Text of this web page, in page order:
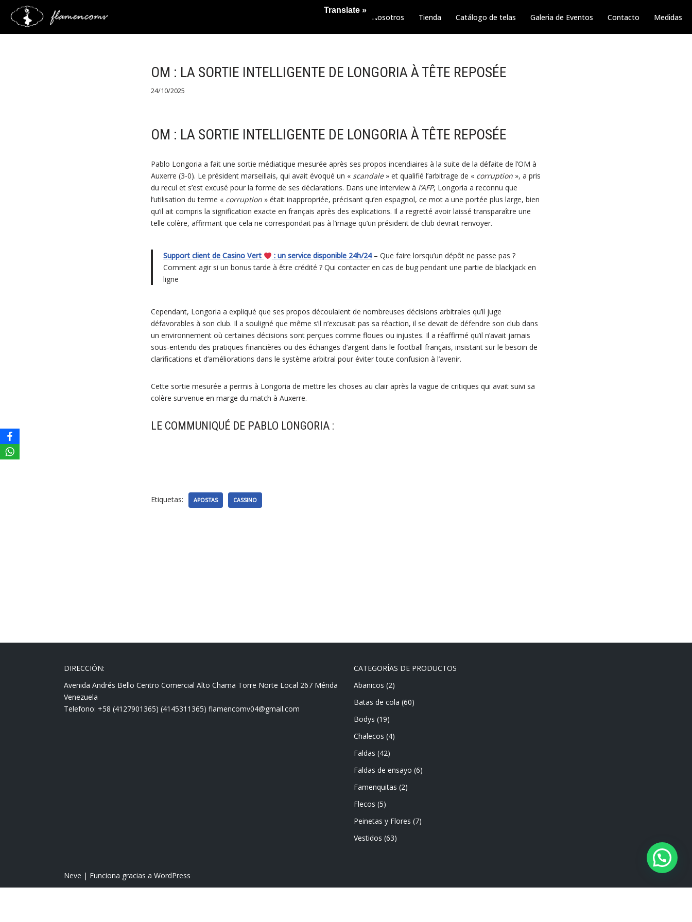
Saltar
Nosotros Tienda Catálogo de telas Galeria de Eventos Contacto Medidas
OM : LA SORTIE INTELLIGENTE DE LONGORIA À TÊTE REPOSÉE
24/10/2025
OM : LA SORTIE INTELLIGENTE DE LONGORIA À TÊTE REPOSÉE
Pablo Longoria a fait une sortie médiatique mesurée après ses propos incendiaires à la suite de la défaite de l’OM à
Auxerre (3-0). Le président marseillais, qui avait évoqué un « scandale» et qualifié l’arbitrage de « corruption», a pris
du recul et s’est excusé pour la forme de ses déclarations. Dans une interview à l’AFP, Longoria a reconnu que
l’utilisation du terme « corruption» était inappropriée, précisant qu’en espagnol, ce mot a une portée plus large, bien
qu’il ait compris la signification exacte en français après des explications. Il a regretté avoir laissé transparaître une
telle colère, affirmant que cela ne correspondait pas à l’image qu’un président de club devrait renvoyer.
Support client de Casino Vert : un service disponible 24h/24– Que faire lorsqu’un dépôt ne passe pas ?
Comment agir si un bonus tarde à être crédité ? Qui contacter en cas de bug pendant une partie de blackjack en
ligne
Cependant, Longoria a expliqué que ses propos découlaient de nombreuses décisions arbitrales qu’il juge
défavorables à son club. Il a souligné que même s’il n’excusait pas sa réaction, il se devait de défendre son club dans
un environnement où certaines décisions sont perçues comme floues ou injustes. Il a réaffirmé qu’il n’avait jamais
sous-entendu des pratiques financières ou des échanges d’argent dans le football français, insistant sur le besoin de
clarifications et d’améliorations dans le système arbitral pour éviter toute confusion à l’avenir.
Cette sortie mesurée a permis à Longoria de mettre les choses au clair après la vague de critiques qui avait suivi sa
colère survenue en marge du match à Auxerre.
LE COMMUNIQUÉ DE PABLO LONGORIA :
Etiquetas: APOSTAS CASSINO
DIRECCIÓN:
Avenida Andrés Bello Centro Comercial Alto Chama Torre Norte Local 267 Mérida
Venezuela
Telefono: +58 (4127901365) (4145311365) flamencomv04@gmail.com
CATEGORÍAS DE PRODUCTOS
Abanicos (2)
Batas de cola (60)
Bodys (19)
Chalecos (4)
Faldas (42)
Faldas de ensayo (6)
Famenquitas (2)
Flecos (5)
Peinetas y Flores (7)
Vestidos (63)
Neve | Funciona gracias a WordPress
Translate »